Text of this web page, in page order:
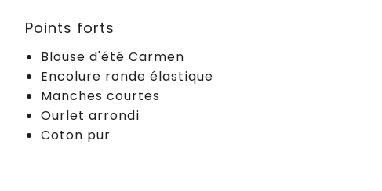
Points forts
Blouse d'été Carmen
Encolure ronde élastique
Manches courtes
Ourlet arrondi
Coton pur